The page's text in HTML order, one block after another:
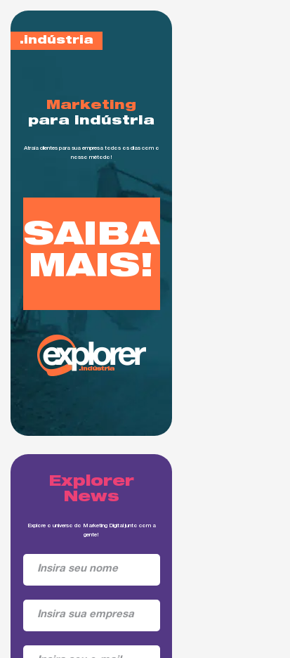
indústria
Marketing
para indústria
Atraía clientes para sua empresa todos os dias com o
nosso método!
SAIBA
MAIS!
Explorer
News
Explore o universo do Marketing Digital junto com a
gente!